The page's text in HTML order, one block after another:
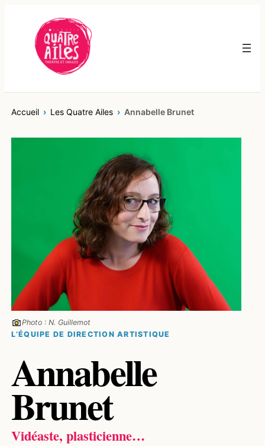
contenu
Accueil Les Quatre Ailes Annabelle Brunet
Photo : N. Guillemot
L’ÉQUIPE DE DIRECTION ARTISTIQUE
Annabelle
Brunet
Vidéaste, plasticienne…